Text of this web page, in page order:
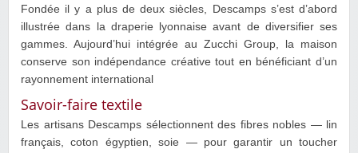
Fondée il y a plus de deux siècles, Descamps s’est d’abord
illustrée dans la draperie lyonnaise avant de diversifier ses
gammes. Aujourd’hui intégrée au Zucchi Group, la maison
conserve son indépendance créative tout en bénéficiant d’un
rayonnement international
Savoir-faire textile
Les artisans Descamps sélectionnent des fibres nobles — lin
français, coton égyptien, soie — pour garantir un toucher